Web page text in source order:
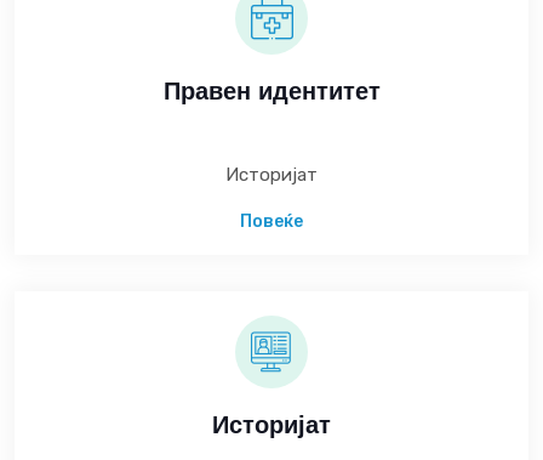
Правен идентитет
Историјат
Повеќе
Историјат